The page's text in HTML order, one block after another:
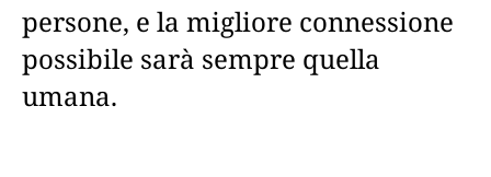
persone, e la migliore connessione
possibile sarà sempre quella
umana.